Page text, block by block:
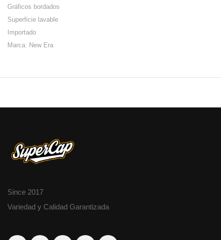
Gráficos bordados
Superficie lavable
Importado
Marca: New Era
Since 2017
Variedad y Calidad Garantizada